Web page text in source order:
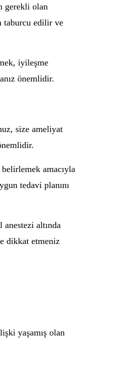
gerekli olan
taburcu edilir ve
iyileşme
önemlidir.
size ameliyat
amacıyla
tedavi planını
altında
dikkat etmeniz
yaşamış olan